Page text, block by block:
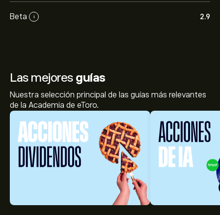
Beta i 2.9
Las mejores guías
Nuestra selección principal de las guías más relevantes
de la Academia de eToro.